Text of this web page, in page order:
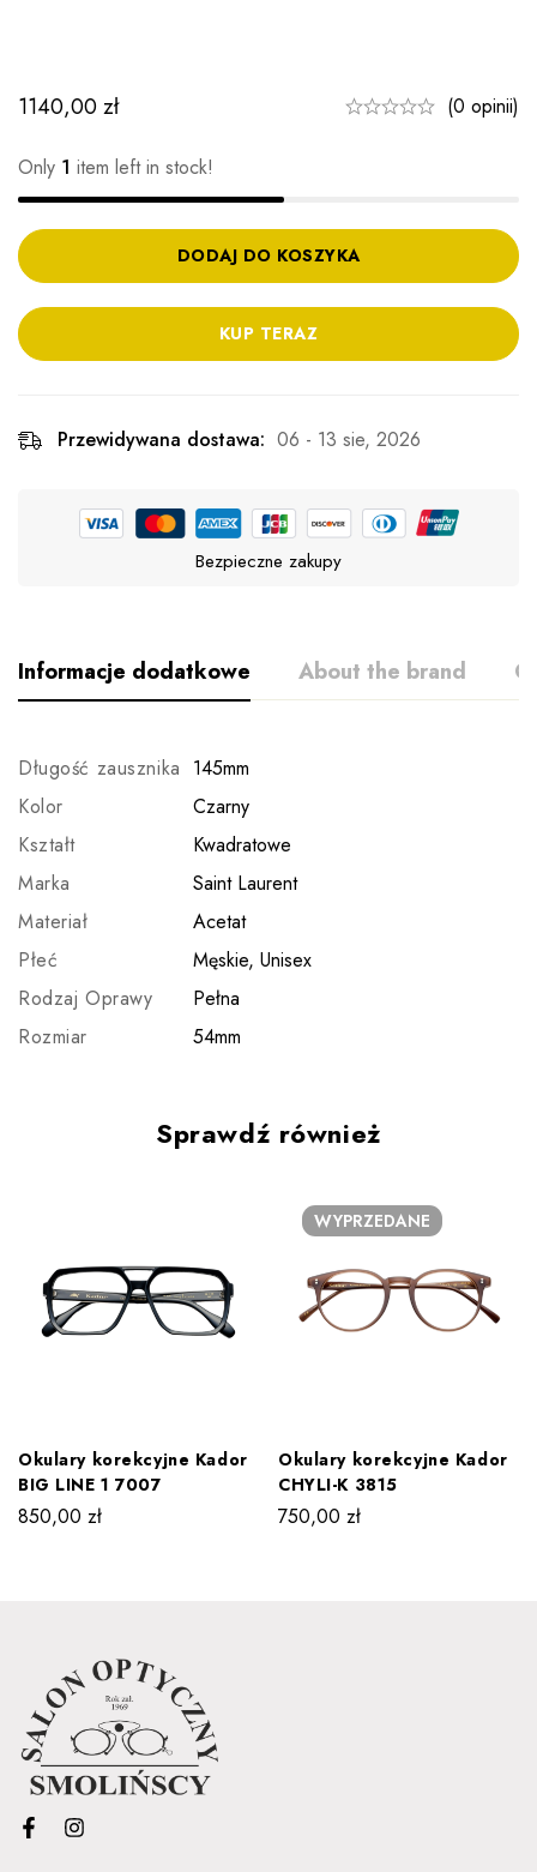
1140,00zł (0 opinii)
Only 1 item left in stock!
DODAJ DO KOSZYKA
KUP TERAZ
Przewidywana dostawa: 06 - 13 sie, 2026
Bezpieczne zakupy
Informacje dodatkowe About the brand
Długość zausznika 145mm
Kolor
Czarny
Kształt
Kwadratowe
Marka
Saint Laurent
Materiał
Acetat
Płeć
Męskie, Unisex
Rodzaj Oprawy
Pełna
Rozmiar
54mm
Sprawdź również
Okulary korekcyjne Kador
BIG LINE 1 7007
850,00 zł
WYPRZEDANE
Okulary korekcyjne Kador
CHYLI-K 3815
750,00 zł